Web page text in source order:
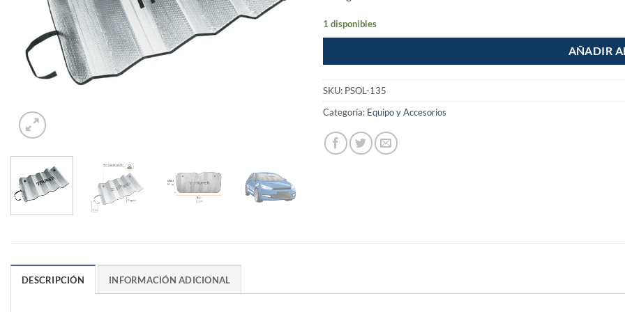
1 disponibles
AÑADIR
SKU: PSOL-135
Categoría: Equipo y Accesorios
DESCRIPCIÓN INFORMACIÓN ADICIONAL